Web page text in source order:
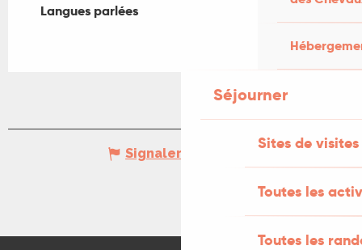
Séjourner
Sites de visites
Toutes les
Toutes les
Langues parlées
Langues parlées
Signaler une erreur